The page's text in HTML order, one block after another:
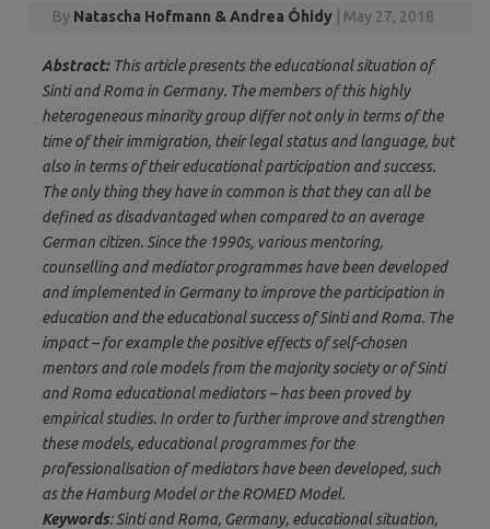
By Natascha Hofmann & Andrea Óhidy May 27, 2018
Abstract: This article presents the educational situation of
Sinti and Roma in Germany. The members of this highly
heterogeneous minority group differ not only in terms of the
time of their immigration, their legal status and language, but
also in terms of their educational participation and success.
The only thing they have in common is that they can all be
defined as disadvantaged when compared to an average
German citizen. Since the 1990s, various mentoring,
counselling and mediator programmes have been developed
and implemented in Germany to improve the participation in
education and the educational success of Sinti and Roma. The
impact – for example the positive effects of self-chosen
mentors and role models from the majority society or of Sinti
and Roma educational mediators – has been proved by
empirical studies. In order to further improve and strengthen
these models, educational programmes for the
professionalisation of mediators have been developed, such
as the Hamburg Model or the ROMED Model.
Keywords: Sinti and Roma, Germany, educational situation,